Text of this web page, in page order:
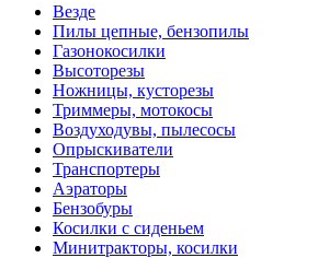
Везде
Пилы цепные, бензопилы
Газонокосилки
Высоторезы
Ножницы, кусторезы
Триммеры, мотокосы
Воздуходувы, пылесосы
Опрыскиватели
Транспортеры
Аэраторы
Бензобуры
Косилки с сиденьем
Минитракторы, косилки